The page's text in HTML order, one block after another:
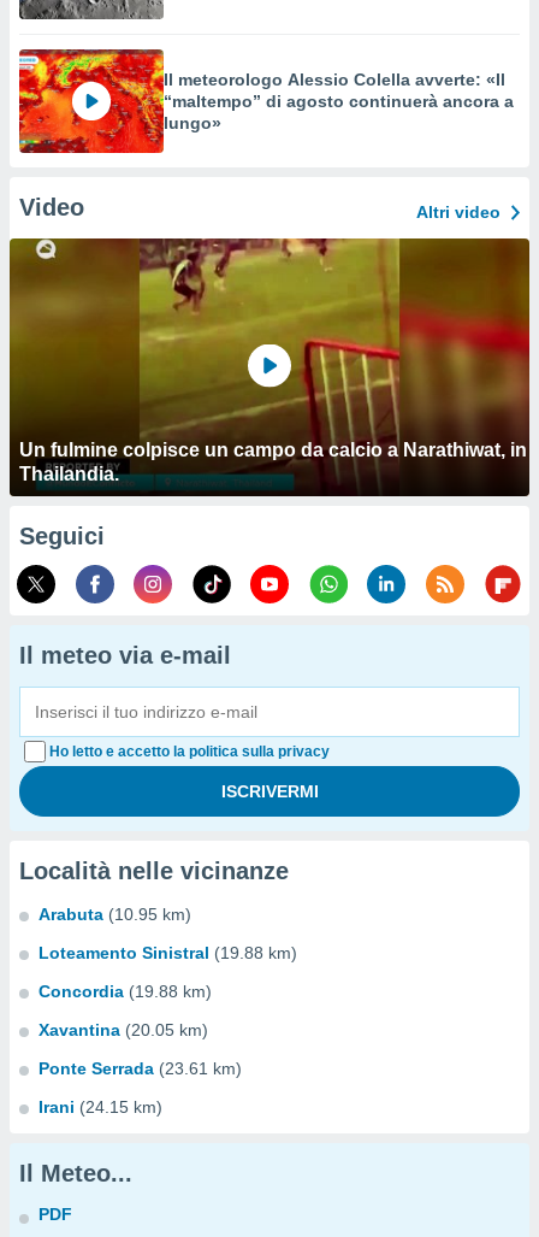
Il meteorologo Alessio Colella avverte: «Il
“maltempo” di agosto continuerà ancora a
lungo»
Video Altri video
Un fulmine colpisce un campo da calcio a Narathiwat, in
Thailandia.
Seguici
Il meteo via e-mail
Ho letto e accetto la politica sulla privacy
Località nelle vicinanze
Arabuta (10.95 km)
Loteamento Sinistral (19.88 km)
Concordia (19.88 km)
Xavantina (20.05 km)
Ponte Serrada (23.61 km)
Irani (24.15 km)
Il Meteo...
PDF